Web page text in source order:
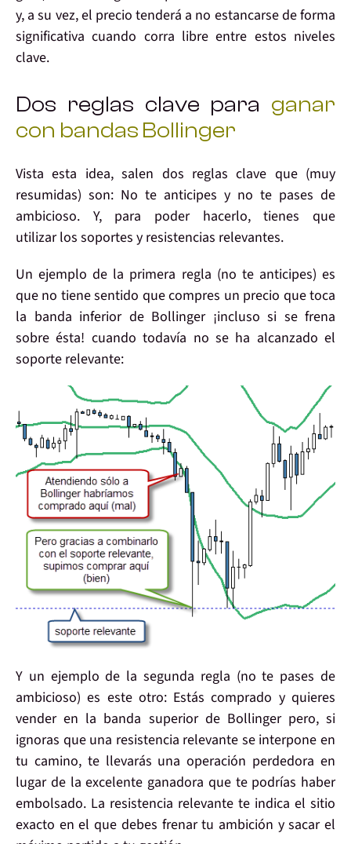
y, a su vez, el precio tenderá a no estancarse de forma
significativa cuando corra libre entre estos niveles
clave.
Dos reglas clave para ganar
con bandas Bollinger
Vista esta idea, salen dos reglas clave que (muy
resumidas) son: No te anticipes y no te pases de
ambicioso. Y, para poder hacerlo, tienes que
utilizar los soportes y resistencias relevantes.
Un ejemplo de la primera regla (no te anticipes) es
que no tiene sentido quecompres un precio que toca
la banda inferior de Bollinger ¡incluso si se frena
sobre ésta! cuando todavía no se ha alcanzado el
soporte relevante:
Y un ejemplo de la segunda regla (no te pases de
ambicioso) es este otro: Estás comprado y quieres
venderen la banda superior de Bollinger pero, si
ignoras que una resistencia relevante se interpone en
tu camino, te llevarás una operación perdedora en
lugar de laexcelente ganadora que te podrías haber
embolsado. La resistencia relevante te indica el sitio
exacto en el que debes frenar tu ambición ysacar el